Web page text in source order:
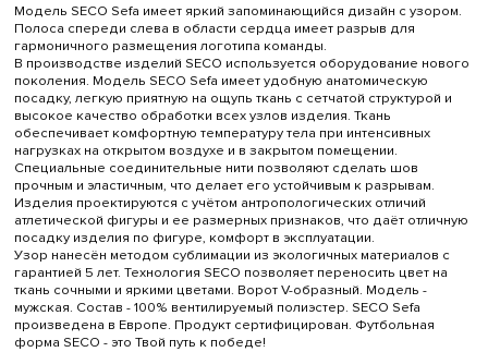
Модель SECO Sefa имеет яркий запоминающийся дизайн с узором.
Полоса спереди слева в области сердца имеет разрыв для
гармоничного размещения логотипа команды.
В производстве изделий SECO используется оборудование нового
поколения. Модель SECO Sefa имеет удобную анатомическую
посадку, легкую приятную на ощупь ткань с сетчатой структурой и
высокое качество обработки всех узлов изделия. Ткань
обеспечивает комфортную температуру тела при интенсивных
нагрузках на открытом воздухе и в закрытом помещении.
Специальные соединительные нити позволяют сделать шов
прочным и эластичным, что делает его устойчивым к разрывам.
Изделия проектируются с учётом антропологических отличий
атлетической фигуры и ее размерных признаков, что даёт отличную
посадку изделия по фигуре, комфорт в эксплуатации.
Узор нанесён методом сублимации из экологичных материалов с
гарантией 5 лет. Технология SECO позволяет переносить цвет на
ткань сочными и яркими цветами. Ворот V-образный. Модель -
мужская. Состав - 100% вентилируемый полиэстер. SECO Sefa
произведена в Европе. Продукт сертифицирован. Футбольная
форма SECO - это Твой путь к победе!